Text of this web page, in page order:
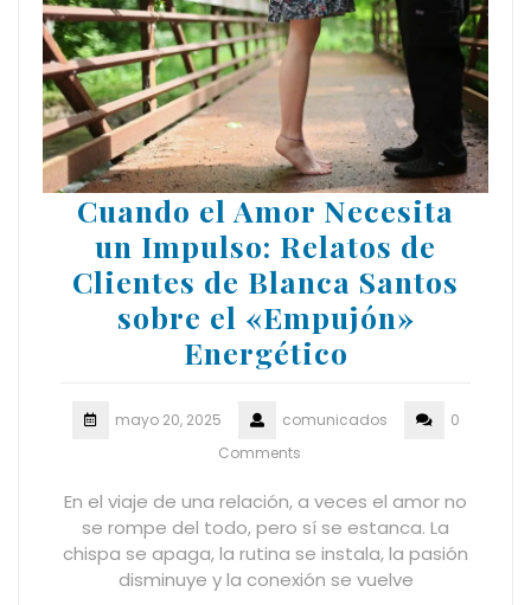
Cuando el Amor Necesita
un Impulso: Relatos de
Clientes de Blanca Santos
sobre el «Empujón»
Energético
mayo 20, 2025 comunicados
0
Comments
En el viaje de una relación, a veces el amor no
se rompe del todo, pero sí se estanca. La
chispa se apaga, la rutina se instala, la pasión
disminuye y la conexión se vuelve